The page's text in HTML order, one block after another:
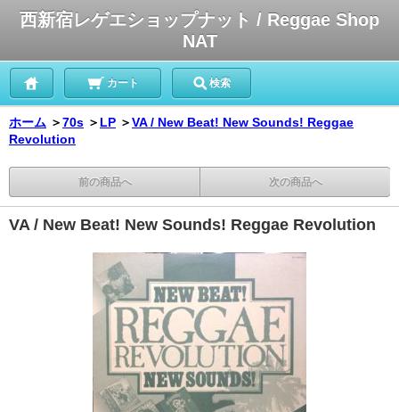
西新宿レゲエショップナット / Reggae Shop
NAT
カート 検索
ホーム ＞70s ＞ LP ＞VA / New Beat! New Sounds! Reggae
Revolution
前の商品へ 次の商品へ
VA / New Beat! New Sounds! Reggae Revolution